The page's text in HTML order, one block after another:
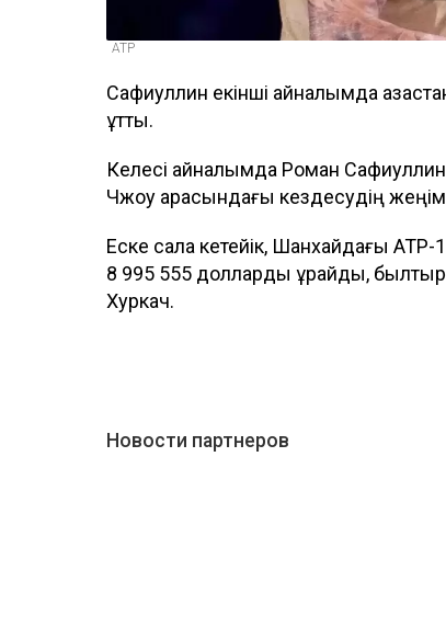
ATP
Сафиуллин екінші айналымда
ұтты.
Келесі айналымда Роман
Чжоу арасындағы кездесудің
Еске сала кетейік, Шанхайдағы ATP-
8 995 555 долларды құрайды,
Хуркач.
Новости партнеров